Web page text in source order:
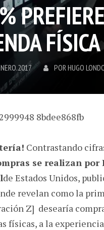
FÍSICA
POR HUGO
Contrastando
se realizan
de Estados Unidos,
revelan como la
Z] desearía
físicas, a la